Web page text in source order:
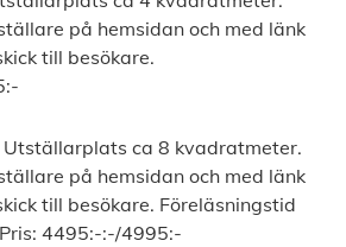
på hemsidan och med länk
till besökare.
Utställarplats ca 8 kvadratmeter.
på hemsidan och med länk
till besökare. Föreläsningstid
4495:-:-/4995:-